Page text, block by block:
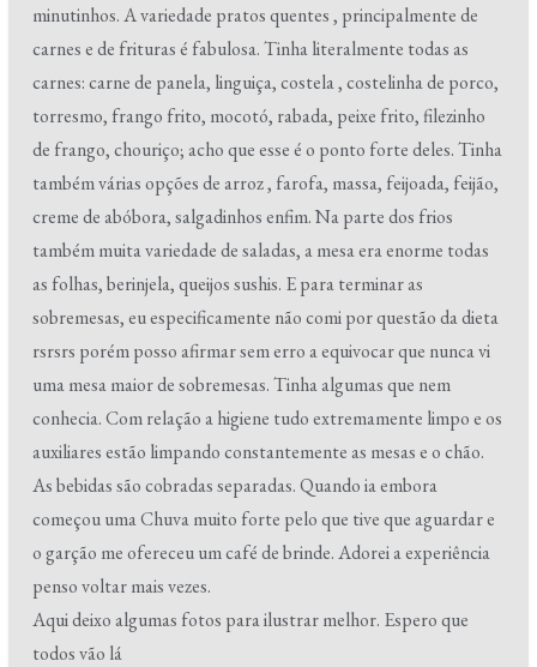
minutinhos. A variedade pratos quentes , principalmente de
carnes e de frituras é fabulosa. Tinha literalmente todas as
carnes: carne de panela, linguiça, costela , costelinha de porco,
torresmo, frango frito, mocotó, rabada, peixe frito, filezinho
de frango, chouriço; acho que esse é o ponto forte deles. Tinha
também várias opções de arroz , farofa, massa, feijoada, feijão,
creme de abóbora, salgadinhos enfim. Na parte dos frios
também muita variedade de saladas, a mesa era enorme todas
as folhas, berinjela, queijos sushis. E para terminar as
sobremesas, eu especificamente não comi por questão da dieta
rsrsrs porém posso afirmar sem erro a equivocar que nunca vi
uma mesa maior de sobremesas. Tinha algumas que nem
conhecia. Com relação a higiene tudo extremamente limpo e os
auxiliares estão limpando constantemente as mesas e o chão.
As bebidas são cobradas separadas. Quando ia embora
começou uma Chuva muito forte pelo que tive que aguardar e
o garção me ofereceu um café de brinde. Adorei a experiência
penso voltar mais vezes.
Aqui deixo algumas fotos para ilustrar melhor. Espero que
todos vão lá